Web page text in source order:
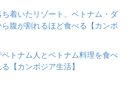
着いたリゾート、ベトナム・ダ
腹が割れるほど食べる【カンボ
トナム人とベトナム料理を食べ
【カンボジア生活】